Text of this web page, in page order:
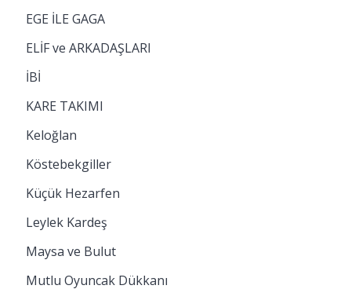
EGE İLE GAGA
ELİF ve ARKADAŞLARI
İBİ
KARE TAKIMI
Keloğlan
Köstebekgiller
Küçük Hezarfen
Leylek Kardeş
Maysa ve Bulut
Mutlu Oyuncak Dükkanı